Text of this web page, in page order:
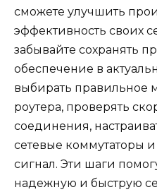
сможете улучшить
эффективность своих
забывайте сохранять
обеспечение в
выбирать правильное
роутера, проверять
соединения,
сетевые коммутаторы
сигнал. Эти шаги
надежную и быструю